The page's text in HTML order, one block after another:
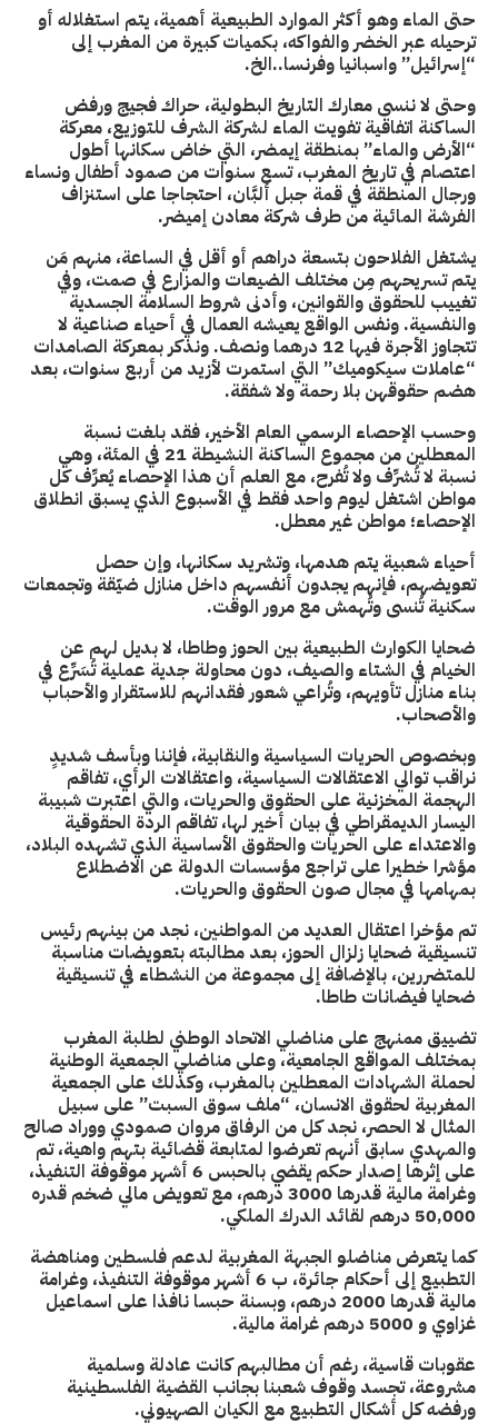
حتى الماء وهو أكثر الموارد الطبيعية أهمية، يتم استغلاله أو
ترحيله عبر الخضر والفواكه، بكميات كبيرة من المغرب إلى
“إسرائيل” واسبانيا وفرنسا..الخ.
وحتى لا ننسى معارك التاريخ البطولية، حراك فجيج ورفض
الساكنة اتفاقية تفويت الماء لشركة الشرف للتوزيع، معركة
“الأرض والماء” بمنطقة إيمضر، التي خاض سكانها أطول
اعتصام في تاريخ المغرب، تسع سنوات من صمود أطفال ونساء
ورجال المنطقة في قمة جبل ألبَّان، احتجاجا على استنزاف
الفرشة المائية من طرف شركة معادن إميضر.
يشتغل الفلاحون بتسعة دراهم أو أقل في الساعة، منهم مَن
يتم تسريحهم مِن مختلف الضيعات والمزارع في صمت، وفي
تغييب للحقوق والقوانين، وأدنى شروط السلامة الجسدية
والنفسية. ونفس الواقع يعيشه العمال في أحياء صناعية لا
تتجاوز الأجرة فيها 12 درهما ونصف. ونذكر بمعركة الصامدات
“عاملات سيكوميك” التي استمرت لأزيد من أربع سنوات، بعد
هضم حقوقهن بلا رحمة ولا شفقة.
وحسب الإحصاء الرسمي العام الأخير، فقد بلغت نسبة
المعطلين من مجموع الساكنة النشيطة 21 في المئة، وهي
نسبة لا تُشرِّف ولا تُفرح، مع العلم أن هذا الإحصاء يُعرِّف كل
مواطن اشتغل ليوم واحد فقط في الأسبوع الذي يسبق انطلاق
الإحصاء؛ مواطن غير معطل.
أحياء شعبية يتم هدمها، وتشريد سكانها، وإن حصل
تعويضهم، فإنهم يجدون أنفسهم داخل منازل ضيّقة وتجمعات
سكنية تُنسى وتُهمش مع مرور الوقت.
ضحايا الكوارث الطبيعية بين الحوز وطاطا، لا بديل لهم عن
الخيام في الشتاء والصيف، دون محاولة جدية عملية تُسَرِّع في
بناء منازل تأويهم، وتُراعي شعور فقدانهم للاستقرار والأحباب
والأصحاب.
وبخصوص الحريات السياسية والنقابية، فإننا وبأسف شديدٍ
نراقب توالي الاعتقالات السياسية، واعتقالات الرأي، تفاقم
الهجمة المخزنية على الحقوق والحريات، والتي اعتبرت شبيبة
اليسار الديمقراطي في بيان أخير لها، تفاقم الردة الحقوقية
والاعتداء على الحريات والحقوق الأساسية الذي تشهده البلاد،
مؤشرا خطيرا على تراجع مؤسسات الدولة عن الاضطلاع
بمهامها في مجال صون الحقوق والحريات.
تم مؤخرا اعتقال العديد من المواطنين، نجد من بينهم رئيس
تنسيقية ضحايا زلزال الحوز، بعد مطالبته بتعويضات مناسبة
للمتضررين، بالإضافة إلى مجموعة من النشطاء في تنسيقية
ضحايا فيضانات طاطا.
تضييق ممنهج على مناضلي الاتحاد الوطني لطلبة المغرب
بمختلف المواقع الجامعية، وعلى مناضلي الجمعية الوطنية
لحملة الشهادات المعطلين بالمغرب، وكذلك على الجمعية
المغربية لحقوق الانسان، “ملف سوق السبت” على سبيل
المثال لا الحصر، نجد كل من الرفاق مروان صمودي ووراد صالح
والمهدي سابق أنهم تعرضوا لمتابعة قضائية بتهم واهية، تم
على إثرها إصدار حكم يقضي بالحبس 6 أشهر موقوفة التنفيذ،
وغرامة مالية قدرها 3000 درهم، مع تعويض مالي ضخم قدره
50,000 درهم لقائد الدرك الملكي.
كما يتعرض مناضلو الجبهة المغربية لدعم فلسطين ومناهضة
التطبيع إلى أحكام جائرة، ب 6 أشهر موقوفة التنفيذ، وغرامة
مالية قدرها 2000 درهم، وبسنة حبسا نافذا على اسماعيل
غزاوي و 5000 درهم غرامة مالية.
عقوبات قاسية، رغم أن مطالبهم كانت عادلة وسلمية
مشروعة، تجسد وقوف شعبنا بجانب القضية الفلسطينية
ورفضه كل أشكال التطبيع مع الكيان الصهيوني.